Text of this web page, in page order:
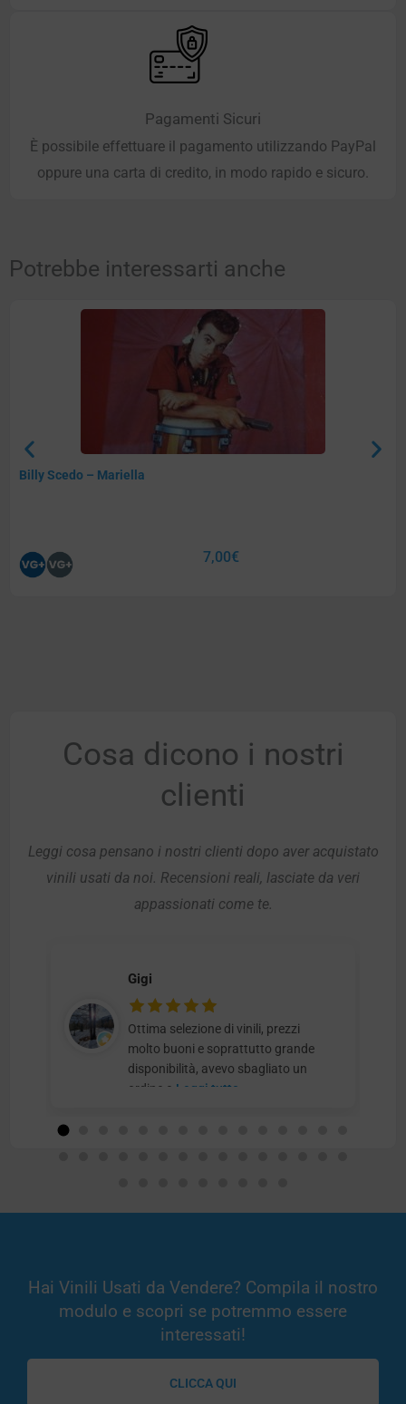
Pagamenti Sicuri
È possibile effettuare il pagamento utilizzando PayPal
oppure una carta di credito, in modo rapido e sicuro.
Potrebbe interessarti anche
Billy Scedo – Mariella
7,00€
Cosa dicono i nostri
clienti
Leggi cosa pensano i nostri clienti dopo aver acquistato
vinili usati da noi. Recensioni reali, lasciate da veri
appassionati come te.
Gigi
Ottima selezione di vinili, prezzi
molto buoni e soprattutto grande
disponibilità, avevo sbagliato un
ordine e Leggi tutto
Hai Vinili Usati da Vendere? Compila il nostro
modulo e scopri se potremmo essere
interessati!
CLICCA QUI